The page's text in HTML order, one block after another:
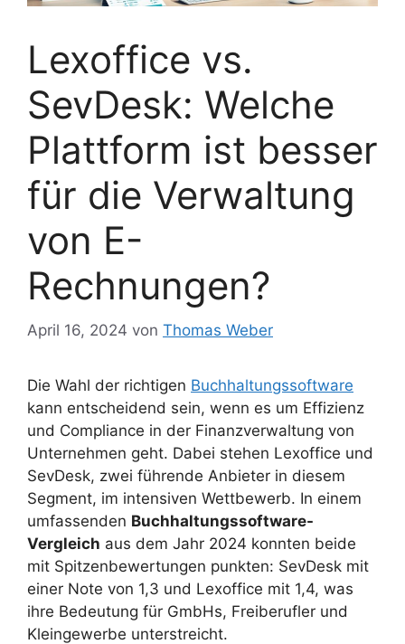
Lexoffice vs.
SevDesk: Welche
Plattform ist besser
für die Verwaltung
von E-
Rechnungen?
April 16, 2024 von Thomas Weber
Die Wahl der richtigen Buchhaltungssoftware
kann entscheidend sein, wenn es um Effizienz
und Compliance in der Finanzverwaltung von
Unternehmen geht. Dabei stehen Lexoffice und
SevDesk, zwei führende Anbieter in diesem
Segment, im intensiven Wettbewerb. In einem
umfassenden Buchhaltungssoftware-
Vergleich aus dem Jahr 2024 konnten beide
mit Spitzenbewertungen punkten: SevDesk mit
einer Note von 1,3 und Lexoffice mit 1,4, was
ihre Bedeutung für GmbHs, Freiberufler und
Kleingewerbe unterstreicht.